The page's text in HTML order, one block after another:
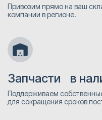
Привозим прямо на ваш
компании в регионе.
Запчасти в
Поддерживаем
для сокращения сроков